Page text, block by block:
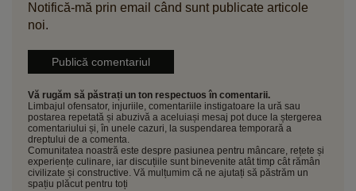
Notifică-mă prin email când sunt publicate articole
noi.
Vă rugăm să păstrați un ton respectuos în comentarii.
Limbajul ofensator, injuriile, comentariile instigatoare la ură sau
postarea repetată și abuzivă a aceluiași mesaj pot duce la ștergerea
comentariului și, în unele cazuri, la suspendarea temporară a
dreptului de a comenta.
Comunitatea noastră este despre pasiunea pentru mâncare, rețete și
experiențe culinare, iar discuțiile sunt binevenite atât timp cât rămân
civilizate și constructive. Vă mulțumim că ne ajutați să păstrăm un
spațiu plăcut pentru toți